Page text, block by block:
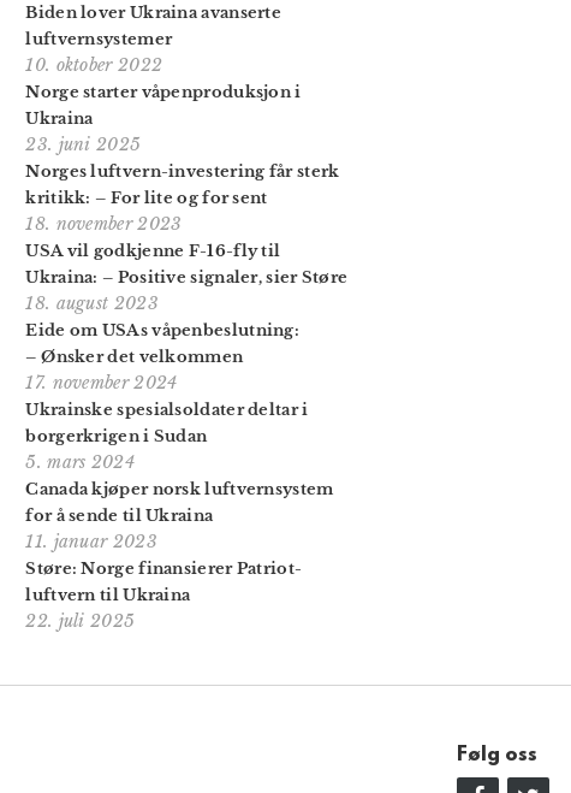
Biden lover Ukraina avanserte
luftvernsystemer
10. oktober 2022
Norge starter våpenproduksjon i
Ukraina
23. juni 2025
Norges luftvern-investering får sterk
kritikk: – For lite og for sent
18. november 2023
USA vil godkjenne F-16-fly til
Ukraina: – Positive signaler, sier Støre
18. august 2023
Eide om USAs våpenbeslutning:
–⁠ Ønsker det velkommen
17. november 2024
Ukrainske spesialsoldater deltar i
borgerkrigen i Sudan
5. mars 2024
Canada kjøper norsk luftvernsystem
for å sende til Ukraina
11. januar 2023
Støre: Norge finansierer Patriot-
luftvern til Ukraina
22. juli 2025
Følg oss